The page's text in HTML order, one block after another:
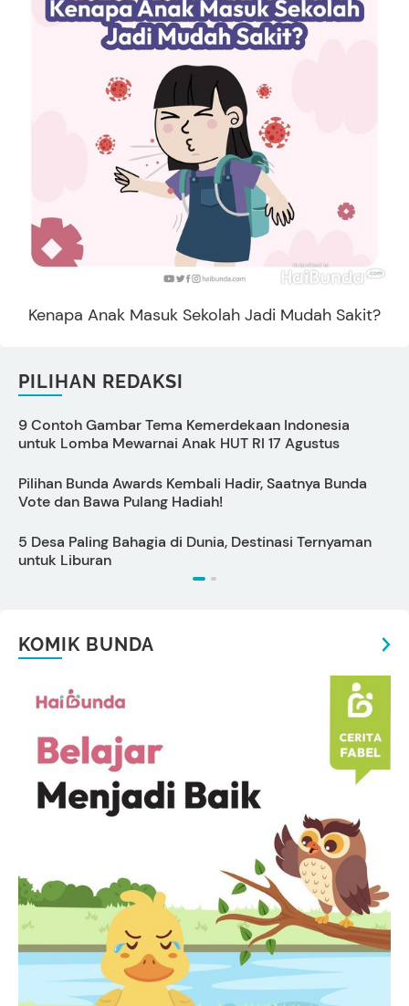
Kenapa Anak Masuk Sekolah Jadi Mudah Sakit?
PILIHAN REDAKSI
9 Contoh Gambar Tema Kemerdekaan Indonesia
untuk Lomba Mewarnai Anak HUT RI 17 Agustus
Pilihan Bunda Awards Kembali Hadir, Saatnya Bunda
Vote dan Bawa Pulang Hadiah!
5 Desa Paling Bahagia di Dunia, Destinasi Ternyaman
untuk Liburan
KOMIK BUNDA